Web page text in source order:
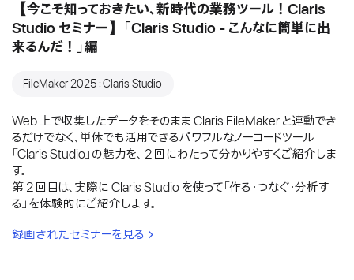
【今こそ知っておきたい、新時代の業務ツール！Claris
Studio セミナー】「Claris Studio - こんなに簡単に出
来るんだ！」編
FileMaker 2025：Claris Studio
Web 上で収集したデータをそのまま Claris FileMaker と連動でき
るだけでなく、単体でも活用できるパワフルなノーコードツール
「Claris Studio」の魅力を、 2 回にわたって分かりやすくご紹介しま
す。
第 2 回目は、実際に Claris Studio を使って「作る・つなぐ・分析す
る」を体験的にご紹介します。
録画されたセミナーを見る